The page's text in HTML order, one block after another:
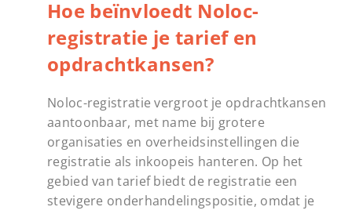
Hoe beïnvloedt Noloc-
registratie je tarief en
opdrachtkansen?
Noloc-registratie vergroot je opdrachtkansen
aantoonbaar, met name bij grotere
organisaties en overheidsinstellingen die
registratie als inkoopeis hanteren. Op het
gebied van tarief biedt de registratie een
stevigere onderhandelingspositie, omdat je